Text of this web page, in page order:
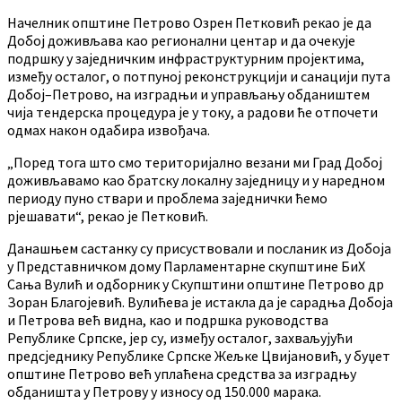
Начелник општине Петрово Озрен Петковић рекао је да
Добој доживљава као регионални центар и да очекује
подршку у заједничким инфраструктурним пројектима,
између осталог, о потпуној реконструкцији и санацији пута
Добој–Петрово, на изградњи и управљању обдаништем
чија тендерска процедура је у току, а радови ће отпочети
одмах након одабира извођача.
„Поред тога што смо територијално везани ми Град Добој
доживљавамо као братску локалну заједницу и у наредном
периоду пуно ствари и проблема заједнички ћемо
рјешавати“, рекао је Петковић.
Данашњем састанку су присуствовали и посланик из Добоја
у Представничком дому Парламентарне скупштине БиХ
Сања Вулић и одборник у Скупштини општине Петрово др
Зоран Благојевић. Вулићева је истакла да је сарадња Добоја
и Петрова већ видна, као и подршка руководства
Републике Српске, јер су, између осталог, захваљујући
предсједнику Републике Српске Жељке Цвијановић, у буџет
општине Петрово већ уплаћена средства за изградњу
обданишта у Петрову у износу од 150.000 марака.